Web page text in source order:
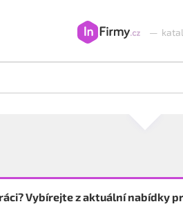
—
Vybírejte z aktuální nabídky